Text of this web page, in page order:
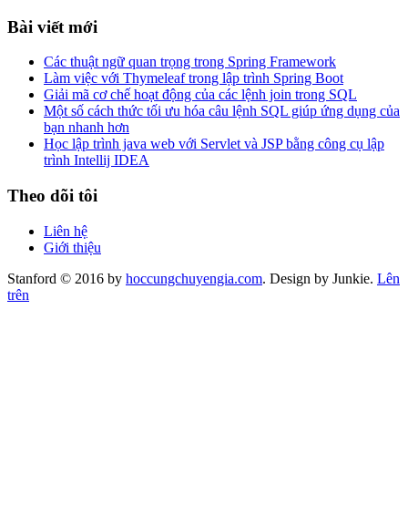
Bài viết mới
Các thuật ngữ quan trọng trong Spring Framework
Làm việc với Thymeleaf trong lập trình Spring Boot
Giải mã cơ chế hoạt động của các lệnh join trong SQL
Một số cách thức tối ưu hóa câu lệnh SQL giúp ứng dụng của
bạn nhanh hơn
Học lập trình java web với Servlet và JSP bằng công cụ lập
trình Intellij IDEA
Theo dõi tôi
Liên hệ
Giới thiệu
Stanford © 2016 by hoccungchuyengia.com. Design by Junkie. Lên
trên